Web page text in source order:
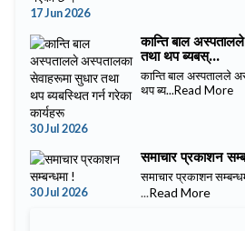
17 Jun 2026
30 Jul 2026
कान्ति बाल
तथा थप ब्यबस्...
कान्ति बाल अस्पतालले
थप ब्य...Read More
30 Jul 2026
समाचार प्रकाशन
समाचार प्रकाशन
...Read More